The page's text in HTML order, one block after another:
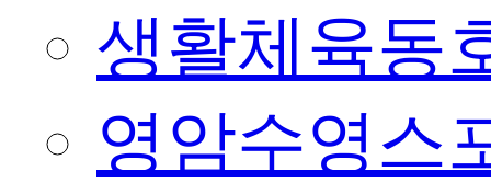
생활체육동
영암수영스